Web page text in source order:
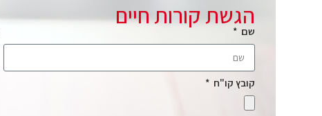
הגשת קורות חיים
שם
קובץ קו"ח